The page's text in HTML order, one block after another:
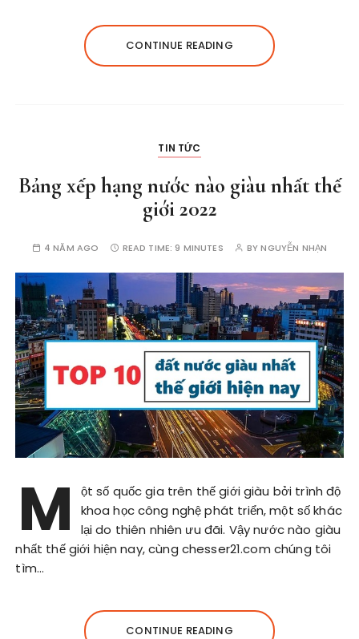
CONTINUE READING
TIN TỨC
Bảng xếp hạng nước nào giàu nhất thế
giới 2022
4 NĂM AGO READ TIME: 9 MINUTES BYNGUYỄN NHẠN
M
ột số quốc gia trên thế giới giàu bởi trình độ
khoa học công nghệ phát triển, một số khác
lại do thiên nhiên ưu đãi. Vậy nước nào giàu
nhất thế giới hiện nay, cùng chesser21.com chúng tôi
tìm…
CONTINUE READING